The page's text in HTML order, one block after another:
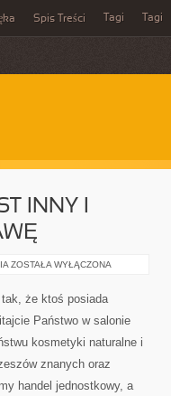
Spis Treści Tagi Tagi
INNY I
KAŻDY
JEST
INNY
MUSZĄ
ZDAWAĆ
SPRAWĘ
ZOSTAŁA WYŁĄCZONA
że ktoś posiada
Państwo w salonie
kosmetyki naturalne i
znanych oraz
handel jednostkowy, a